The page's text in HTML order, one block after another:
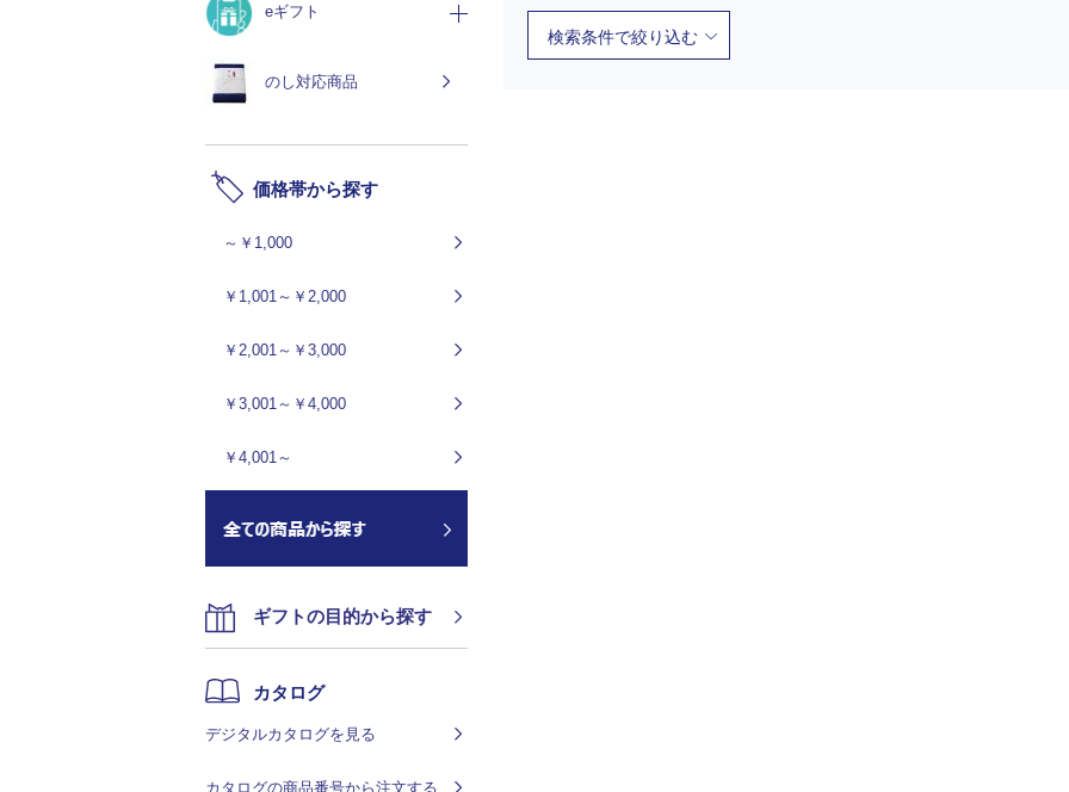
検索条件で絞り込む
eギフト
のし対応商品
価格帯から探す
～￥1,000
￥1,001～￥2,000
￥2,001～￥3,000
￥3,001～￥4,000
￥4,001～
ギフトの目的から探す
カタログ
デジタルカタログを見る
カタログの商品番号から注文する